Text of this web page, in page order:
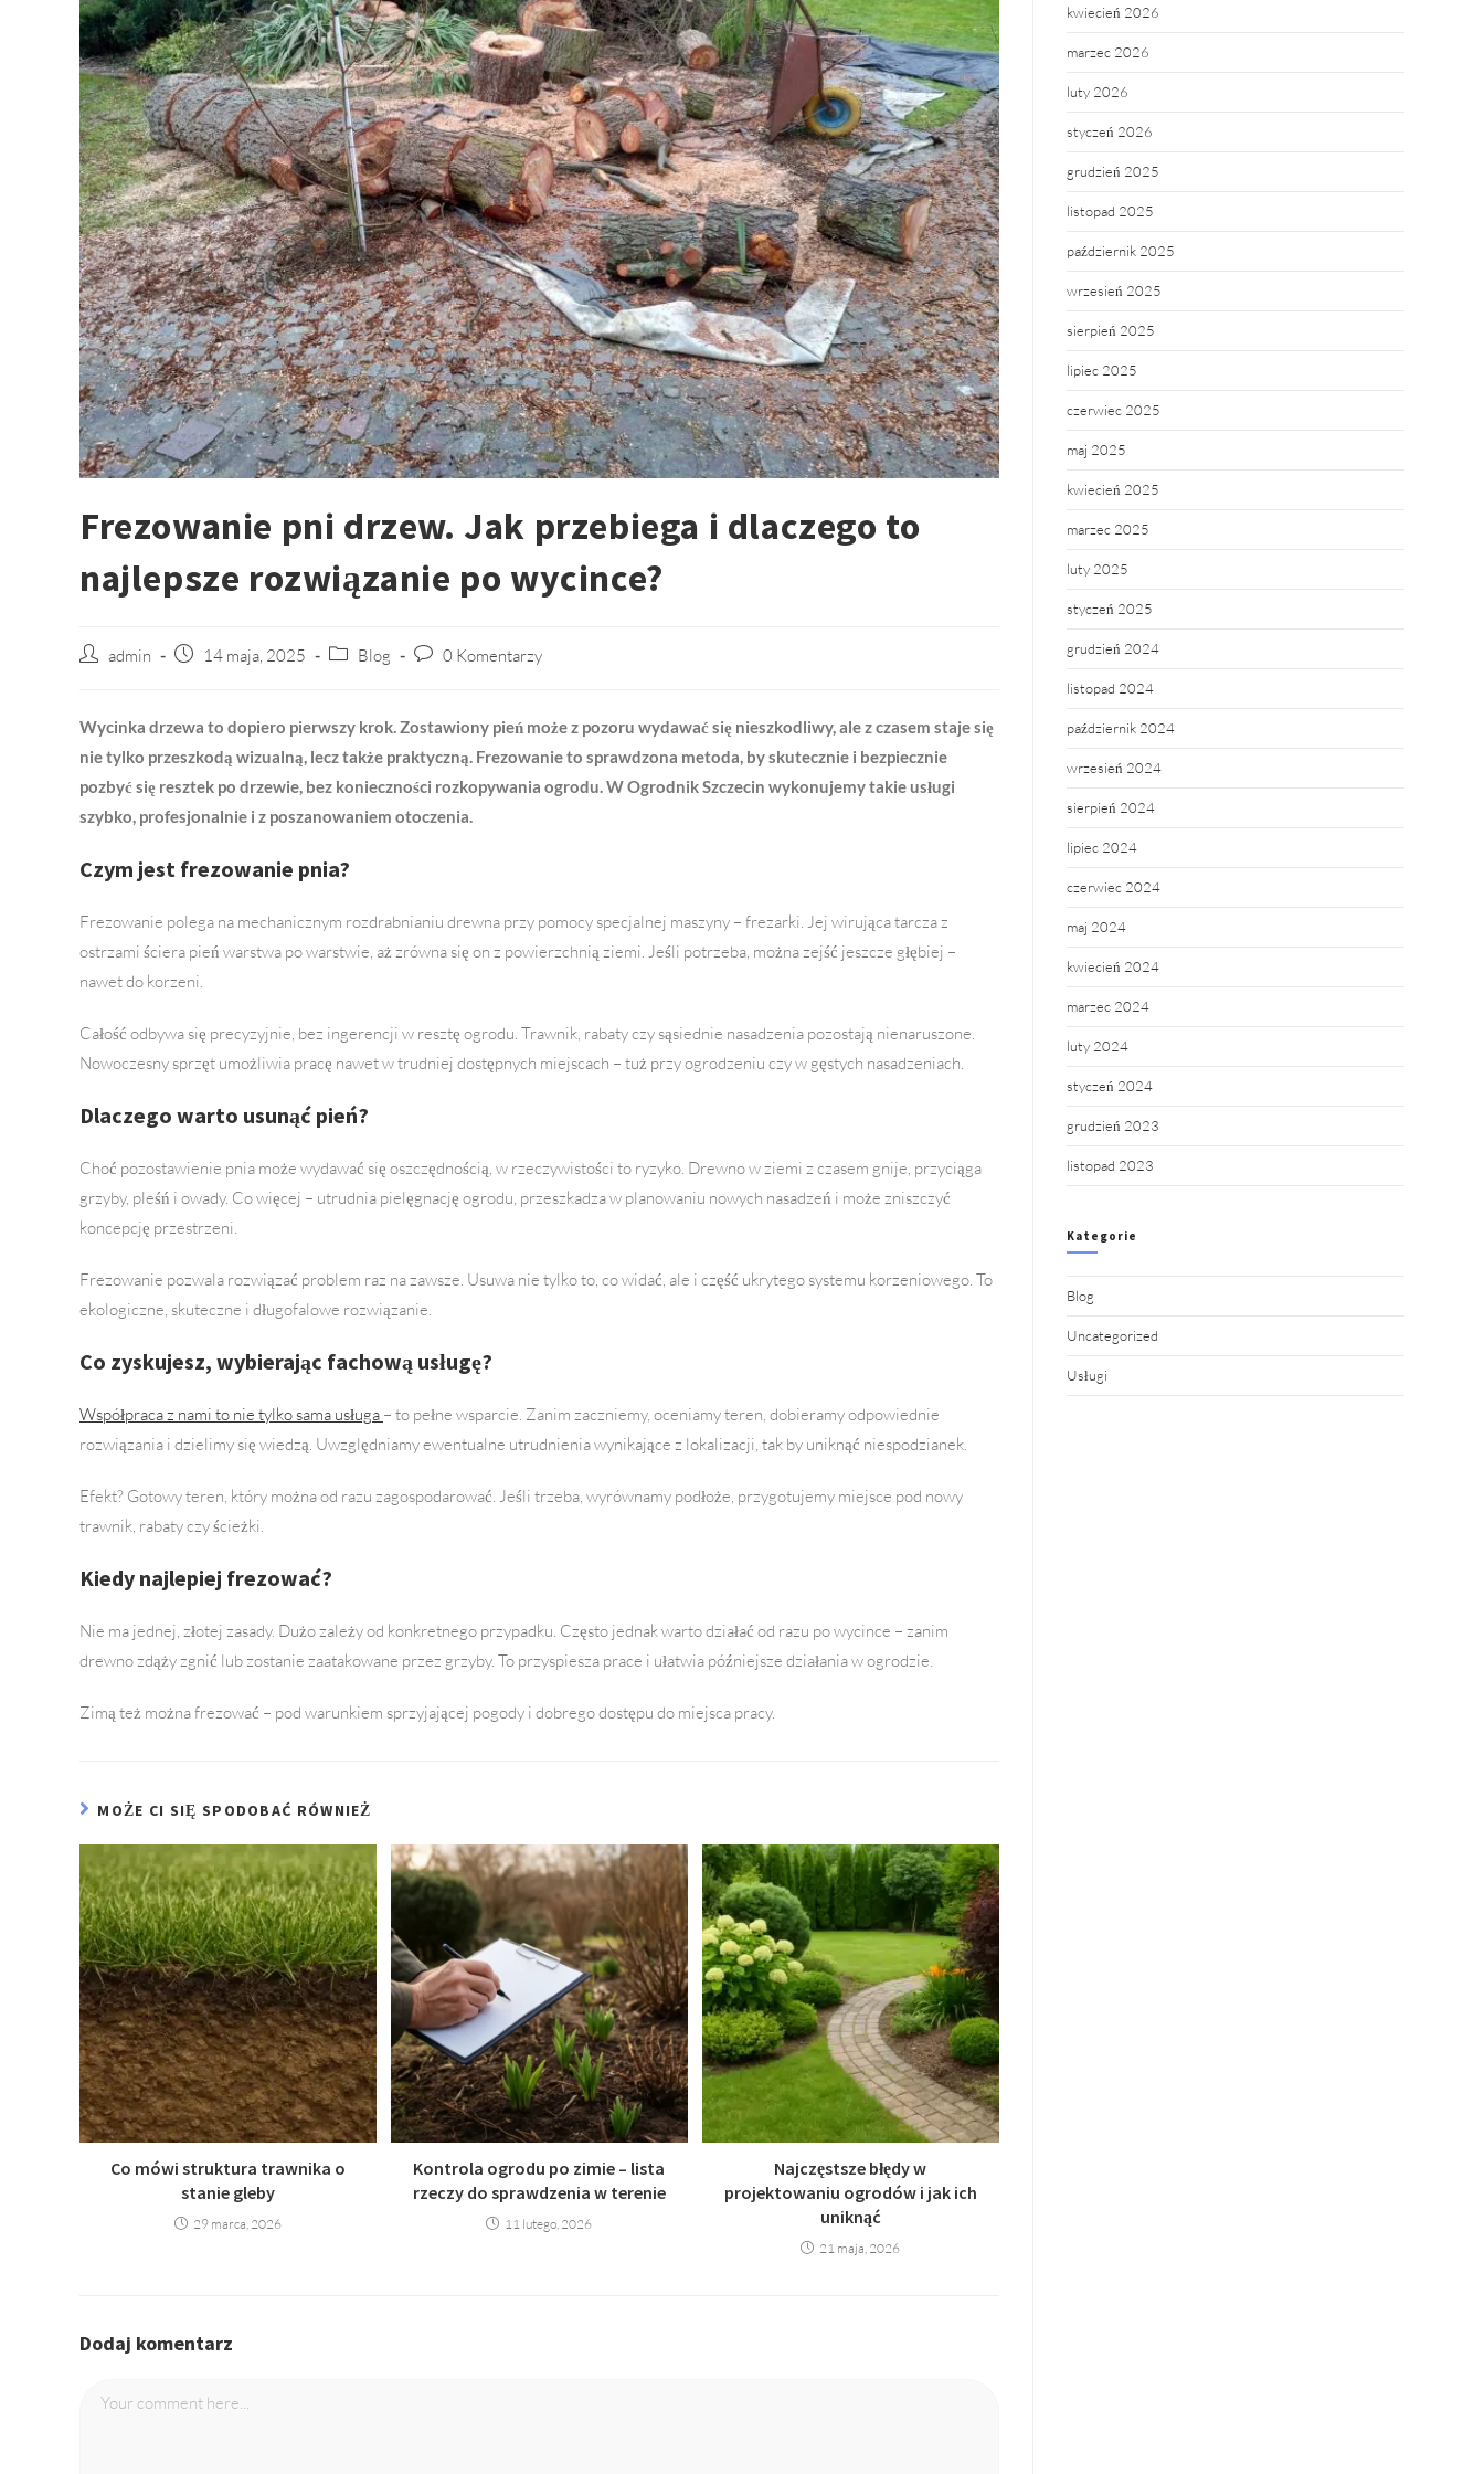
Frezowanie pni drzew. Jak przebiega i dlaczego to
najlepsze rozwiązanie po wycince?
Post admin
Post 14 maja, 2025
Post Blog
Post0 Komentarzy
Wycinka drzewa to dopiero pierwszy krok. Zostawiony pień może z pozoru wydawać się nieszkodliwy, ale z czasem staje się
nie tylko przeszkodą wizualną, lecz także praktyczną. Frezowanie to sprawdzona metoda, by skutecznie i bezpiecznie
pozbyć się resztek po drzewie, bez konieczności rozkopywania ogrodu. W Ogrodnik Szczecin wykonujemy takie usługi
szybko, profesjonalnie i z poszanowaniem otoczenia.
Czym jest frezowanie pnia?
Frezowanie polega na mechanicznym rozdrabnianiu drewna przy pomocy specjalnej maszyny – frezarki. Jej wirująca tarcza z
ostrzami ściera pień warstwa po warstwie, aż zrówna się on z powierzchnią ziemi. Jeśli potrzeba, można zejść jeszcze głębiej –
nawet do korzeni.
Całość odbywa się precyzyjnie, bez ingerencji w resztę ogrodu. Trawnik, rabaty czy sąsiednie nasadzenia pozostają nienaruszone.
Nowoczesny sprzęt umożliwia pracę nawet w trudniej dostępnych miejscach – tuż przy ogrodzeniu czy w gęstych nasadzeniach.
Dlaczego warto usunąć pień?
Choć pozostawienie pnia może wydawać się oszczędnością, w rzeczywistości to ryzyko. Drewno w ziemi z czasem gnije, przyciąga
grzyby, pleśń i owady. Co więcej – utrudnia pielęgnację ogrodu, przeszkadza w planowaniu nowych nasadzeń i może zniszczyć
koncepcję przestrzeni.
Frezowanie pozwala rozwiązać problem raz na zawsze. Usuwa nie tylko to, co widać, ale i część ukrytego systemu korzeniowego. To
ekologiczne, skuteczne i długofalowe rozwiązanie.
Co zyskujesz, wybierając fachową usługę?
Współpraca z nami to nie tylko sama usługa – to pełne wsparcie. Zanim zaczniemy, oceniamy teren, dobieramy odpowiednie
rozwiązania i dzielimy się wiedzą. Uwzględniamy ewentualne utrudnienia wynikające z lokalizacji, tak by uniknąć niespodzianek.
Efekt? Gotowy teren, który można od razu zagospodarować. Jeśli trzeba, wyrównamy podłoże, przygotujemy miejsce pod nowy
trawnik, rabaty czy ścieżki.
Kiedy najlepiej frezować?
Nie ma jednej, złotej zasady. Dużo zależy od konkretnego przypadku. Często jednak warto działać od razu po wycince – zanim
drewno zdąży zgnić lub zostanie zaatakowane przez grzyby. To przyspiesza prace i ułatwia późniejsze działania w ogrodzie.
Zimą też można frezować – pod warunkiem sprzyjającej pogody i dobrego dostępu do miejsca pracy.
MOŻE CI SIĘ SPODOBAĆ RÓWNIEŻ
Co mówi struktura trawnika o
stanie gleby
29 marca, 2026
Kontrola ogrodu po zimie – lista
rzeczy do sprawdzenia w terenie
11 lutego, 2026
Najczęstsze błędy w
projektowaniu ogrodów i jak ich
uniknąć
21 maja, 2026
Dodaj komentarz
kwiecień 2026
marzec 2026
luty 2026
styczeń 2026
grudzień 2025
listopad 2025
październik 2025
wrzesień 2025
sierpień 2025
lipiec 2025
czerwiec 2025
maj 2025
kwiecień 2025
marzec 2025
luty 2025
styczeń 2025
grudzień 2024
listopad 2024
październik 2024
wrzesień 2024
sierpień 2024
lipiec 2024
czerwiec 2024
maj 2024
kwiecień 2024
marzec 2024
luty 2024
styczeń 2024
grudzień 2023
listopad 2023
Kategorie
Blog
Uncategorized
Usługi